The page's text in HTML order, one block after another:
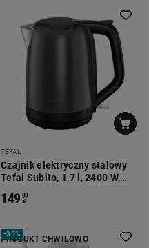
TEFAL
Czajnik elektryczny stalowy
Tefal Subito, 1,7 l, 2400 W,
149 00
zł
PRODUKT CHWILOWO
-35%